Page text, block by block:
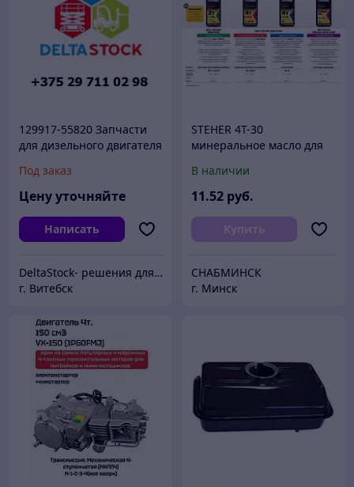
129917-55820 Запчасти
для дизельного двигателя
(12991755820)
Под заказ
Цену уточняйте
Написать
DeltaStock- решения для складской техники.
г. Витебск
STEHER 4Т-30
минеральное масло для
В наличии
11.52 руб.
Купить
СНАБМИНСК
г. Минск